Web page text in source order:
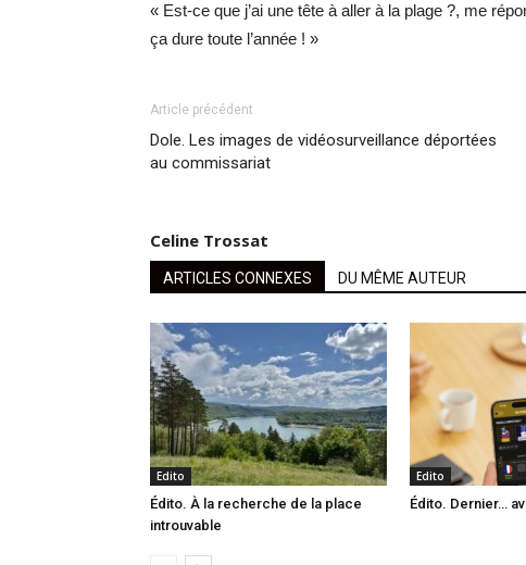
« Est-ce que j’ai une tête à aller à la plage ?, me
ça dure toute l’année ! »
Article précédent
Dole. Les images de vidéosurveillance déportées
au commissariat
Celine Trossat
ARTICLES CONNEXES DU MÊME AUTEUR
Edito
Édito. À la recherche de la place
introuvable
Edito
Édito. Dernier…